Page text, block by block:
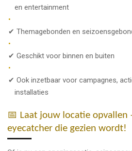
en entertainment
✔ Themagebonden en
✔ Geschikt voor binnen en buiten
✔ Ook inzetbaar voor campagnes,
installaties
📅 Laat jouw locatie opvallen
eyecatcher die gezien wordt!